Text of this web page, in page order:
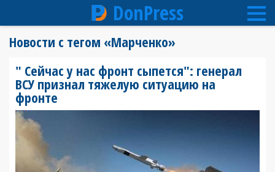
основному
содержанию
DonPress
Новости с тегом «Марченко»
" Сейчас у нас фронт сыпется": генерал
ВСУ признал тяжелую ситуацию на
фронте